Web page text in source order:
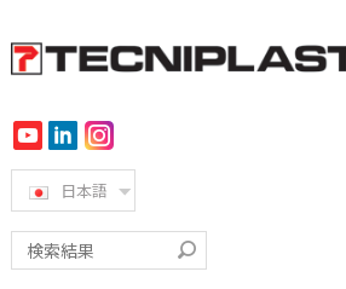
ホーム
会社概要
日本語